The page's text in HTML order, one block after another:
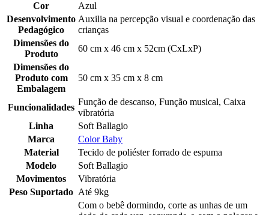
Cor
Azul
Desenvolvimento
Pedagógico
Auxilia na percepção visual e coordenação das
crianças
Dimensões do
Produto
60 cm x 46 cm x 52cm (CxLxP)
Dimensões do
Produto com
Embalagem
50 cm x 35 cm x 8 cm
Funcionalidades
Função de descanso, Função musical, Caixa
vibratória
Linha
Soft Ballagio
Marca
Color Baby
Material
Tecido de poliéster forrado de espuma
Modelo
Soft Ballagio
Movimentos
Vibratória
Peso Suportado Até 9kg
Com o bebê dormindo, corte as unhas de um